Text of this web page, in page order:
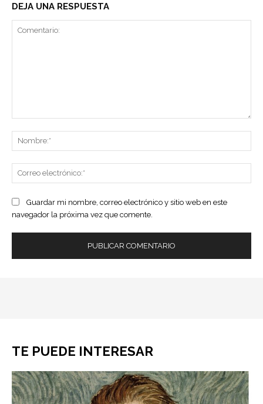
DEJA UNA RESPUESTA
Guardar mi nombre, correo electrónico y sitio web en este
navegador la próxima vez que comente.
TE PUEDE INTERESAR